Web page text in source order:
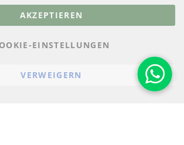
AKZEPTIEREN
EINSTELLUNGEN
VERWEIGERN